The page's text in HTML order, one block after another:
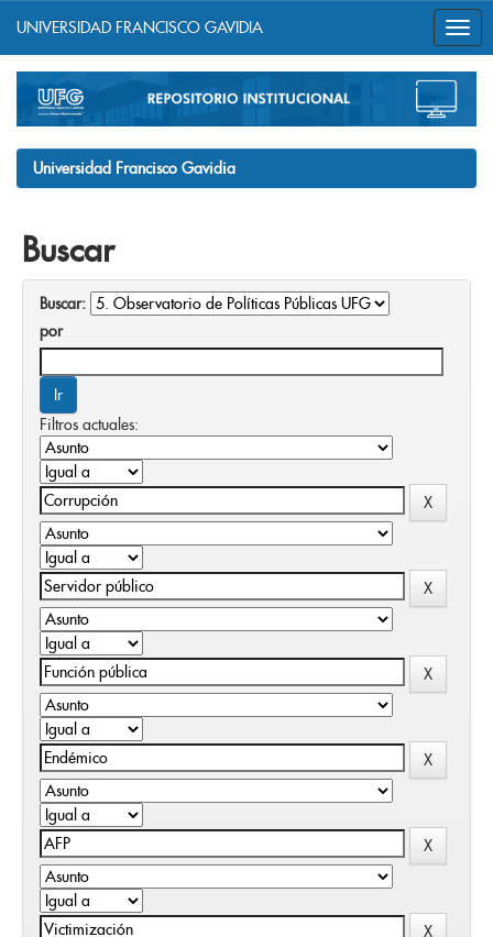
navigation
UNIVERSIDAD FRANCISCO GAVIDIA
Universidad Francisco Gavidia
Buscar
Buscar:
por
Filtros actuales: